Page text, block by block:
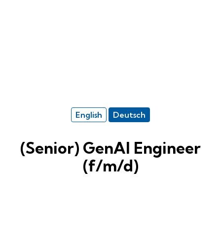
English Deutsch
(Senior) GenAI Engineer
(f/m/d)